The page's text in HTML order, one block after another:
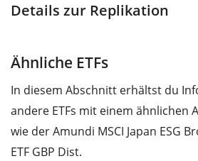
Details zur Replikation
Ähnliche ETFs
In diesem Abschnitt erhältst du
andere ETFs mit einem ähnlichen
wie der Amundi MSCI Japan ESG
ETF GBP Dist.